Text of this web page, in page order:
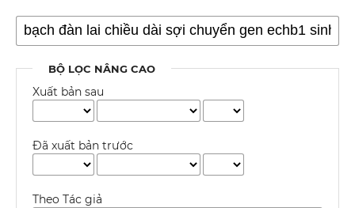
BỘ LỌC NÂNG CAO
Xuất bản sau
Đã xuất bản trước
Theo Tác giả